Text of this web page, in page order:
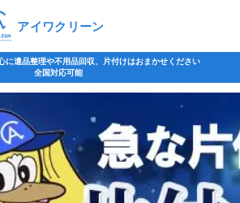
アイワクリーン